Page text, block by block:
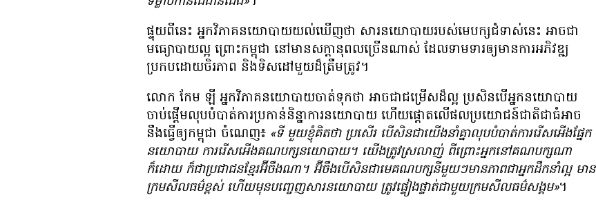
ផ្ទុយ​ពី​នេះ អ្នក​វិភាគ​នយោបាយ​យល់​ឃើញ​ថា សារ​នយោបាយ​របស់​មេ​បក្ស​ជំទាស់​នេះ អាច​ជា​
មធ្យោបាយ​ល្អ ព្រោះ​កម្ពុជា នៅ​មាន​សក្ដានុពល​ច្រើន​ណាស់ ដែល​ទាមទារ​ឲ្យ​មាន​ការ​អភិវឌ្ឍ​
ប្រកប​ដោយ​ចិរភាព និង​ទិសដៅ​មួយ​ដ៏​ត្រឹមត្រូវ។
លោក កែម ឡី អ្នក​វិភាគ​នយោបាយ​ចាត់​ទុក​ថា អាច​ជា​ជម្រើស​ដ៏​ល្អ ប្រសិន​បើ​អ្នក​នយោបាយ​
ចាប់​ផ្ដើម​លុប​បំបាត់​ការ​ប្រកាន់​និន្នាការ​នយោបាយ ហើយ​ផ្ដោត​លើ​ផល​ប្រយោជន៍​ជាតិ​ជា​ធំ​អាច​
នឹង​ធ្វើ​ឲ្យ​កម្ពុជា ចំណេញ៖ «ទី​ មួយ​ខ្ញុំ​គិត​ថា ប្រសើរ បើ​សិន​ជា​យើង​នាំ​គ្នា​លុបបំបាត់​ការ​រើសអើង​ផ្នែក​​
នយោបាយ ការ​រើសអើង​គណបក្ស​នយោបាយ។ យើង​ត្រូវ​ស្រលាញ់ ពីព្រោះ​អ្នក​នៅ​គណបក្ស​ណា​
ក៏ដោយ ក៏​ជា​ប្រជាជន​ខ្មែរ​អ៊ីចឹង​ណា។ អ៊ីចឹង​បើ​សិន​ជា​មេ​គណបក្ស​នីមួយៗ​មាន​ភាព​ជា​អ្នក​ដឹកនាំ​ល្អ មាន​
ក្រមសីលធម៌​ខ្ពស់ ហើយ​មុន​បញ្ចេញ​សារ​នយោបាយ ត្រូវ​ផ្ទៀងផ្ទាត់​ជាមួយ​ក្រមសីលធម៌​សង្គម»។